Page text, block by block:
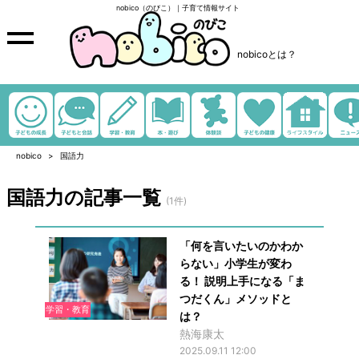
nobico（のびこ）｜子育て情報サイト
nobicoとは？
nobico 国語力
国語力の記事一覧 (1件)
学習・教育
「何を言いたいのかわか
らない」小学生が変わ
る！ 説明上手になる「ま
つだくん」メソッドと
は？
熱海康太
2025.09.11 12:00